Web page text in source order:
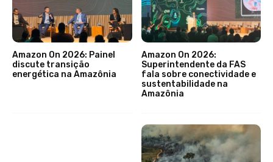
Amazon On 2026: Painel
discute transição
energética na Amazônia
Amazon On 2026:
Superintendente da FAS
fala sobre conectividade e
sustentabilidade na
Amazônia